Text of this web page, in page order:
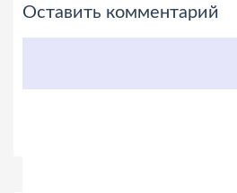
Оставить комментарий